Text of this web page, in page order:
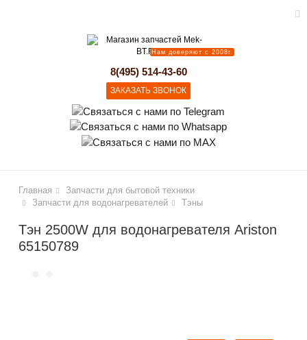
Нам доверяют с 2008г.
8(495) 514-43-60
ЗАКАЗАТЬ ЗВОНОК
Главная
Запчасти для бытовой техники
Запчасти для водонагревателей
Тэны
Тэн 2500W для водонагревателя Ariston
65150789